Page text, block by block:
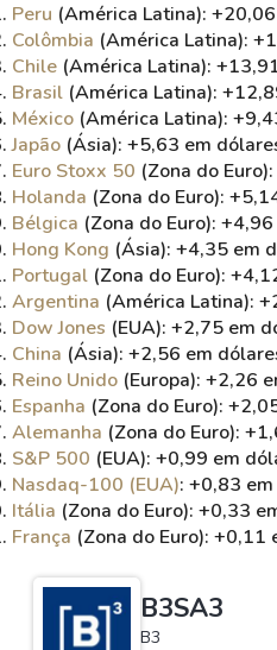
Peru (América Latina):
Colômbia (América Latina):
Chile (América Latina):
Brasil (América Latina):
México (América Latina):
Japão (Ásia): +5,63 em
Euro Stoxx 50 (Zona do
Holanda (Zona do Euro):
Bélgica (Zona do Euro):
Hong Kong (Ásia): +4,35 em
Portugal (Zona do Euro):
Argentina (América Latina):
Dow Jones (EUA): +2,75 em
China (Ásia): +2,56 em
Reino Unido (Europa): +2,26
Espanha (Zona do Euro):
Alemanha (Zona do Euro):
S&P 500 (EUA): +0,99 em
Nasdaq-100 (EUA): +0,83
Itália (Zona do Euro): +0,33
França (Zona do Euro): +0,11
B3SA3
B3